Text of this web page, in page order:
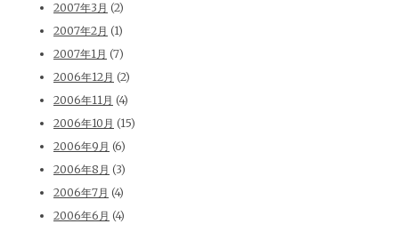
2007年3月 (2)
2007年2月 (1)
2007年1月 (7)
2006年12月 (2)
2006年11月 (4)
2006年10月 (15)
2006年9月 (6)
2006年8月 (3)
2006年7月 (4)
2006年6月 (4)